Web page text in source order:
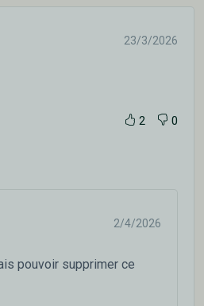
23/3/2026
2 0
2/4/2026
pouvoir supprimer ce